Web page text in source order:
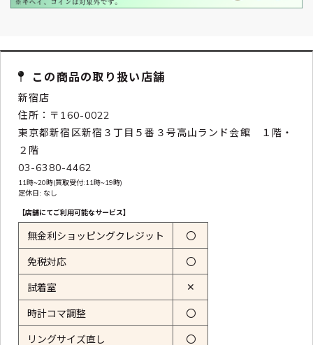
この商品の取り扱い店舗
新宿店
住所：〒160-0022
東京都新宿区新宿３丁目５番３号高山ランド会館 １階・
２階
03-6380-4462
11時~20時(買取受付:11時~19時)
定休日: なし
【店舗にてご利用可能なサービス】
無金利ショッピングクレジット 〇
免税対応 〇
試着室 ✕
時計コマ調整 〇
リングサイズ直し 〇